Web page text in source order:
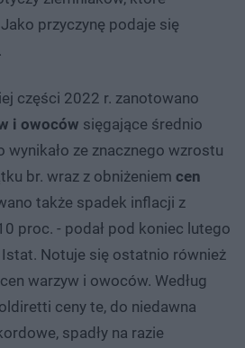
przyczynę podaje się
.
części 2022 r. zanotowano
i owoców sięgające średnio
wynikało ze znacznego wzrostu
br. wraz z obniżeniem cen
także spadek inflacji z
proc. - podał pod koniec lutego
Notuje się ostatnio również
warzyw i owoców. Według
ceny te, do niedawna
spadły na razie